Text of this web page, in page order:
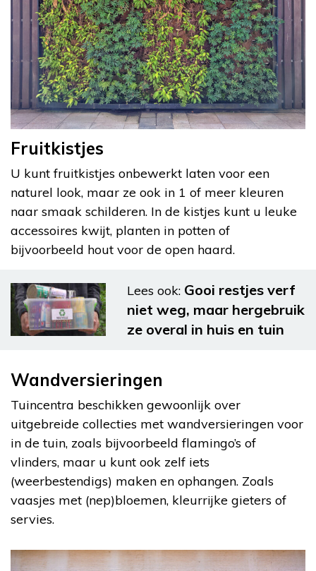
Fruitkistjes
U kunt fruitkistjes onbewerkt laten voor een
naturel look, maar ze ook in 1 of meer kleuren
naar smaak schilderen. In de kistjes kunt u leuke
accessoires kwijt, planten in potten of
bijvoorbeeld hout voor de open haard.
Lees ook: Gooi restjes verf
niet weg, maar hergebruik
ze overal in huis en tuin
Wandversieringen
Tuincentra beschikken gewoonlijk over
uitgebreide collecties met wandversieringen voor
in de tuin, zoals bijvoorbeeld flamingo’s of
vlinders, maar u kunt ook zelf iets
(weerbestendigs) maken en ophangen. Zoals
vaasjes met (nep)bloemen, kleurrijke gieters of
servies.